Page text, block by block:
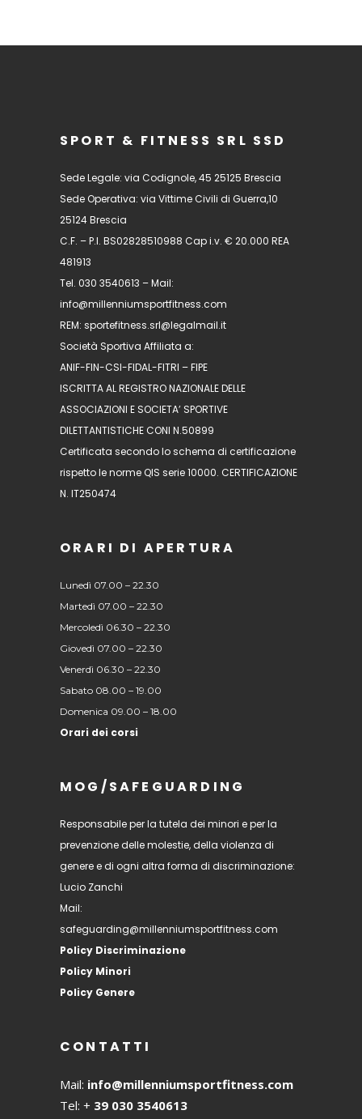
SPORT & FITNESS SRL SSD
Sede Legale: via Codignole, 45 25125 Brescia
Sede Operativa: via Vittime Civili di Guerra,10
25124 Brescia
C.F. – P.I. BS02828510988 Cap i.v. € 20.000 REA
481913
Tel. 030 3540613 – Mail:
info@millenniumsportfitness.com
REM: sportefitness.srl@legalmail.it
Società Sportiva Affiliata a:
ANIF-FIN-CSI-FIDAL-FITRI – FIPE
ISCRITTA AL REGISTRO NAZIONALE DELLE
ASSOCIAZIONI E SOCIETA’ SPORTIVE
DILETTANTISTICHE CONI N.50899
Certificata secondo lo schema di certificazione
rispetto le norme QIS serie 10000. CERTIFICAZIONE
N. IT250474
ORARI DI APERTURA
Lunedì 07.00 – 22.30
Martedì 07.00 – 22.30
Mercoledì 06.30 – 22.30
Giovedì 07.00 – 22.30
Venerdì 06.30 – 22.30
Sabato 08.00 – 19.00
Domenica 09.00 – 18.00
Orari dei corsi
MOG/SAFEGUARDING
Responsabile per la tutela dei minori e per la
prevenzione delle molestie, della violenza di
genere e di ogni altra forma di discriminazione:
Lucio Zanchi
Mail:
safeguarding@millenniumsportfitness.com
Policy Discriminazione
Policy Minori
Policy Genere
CONTATTI
Mail: info@millenniumsportfitness.com
Tel: + 39 030 3540613